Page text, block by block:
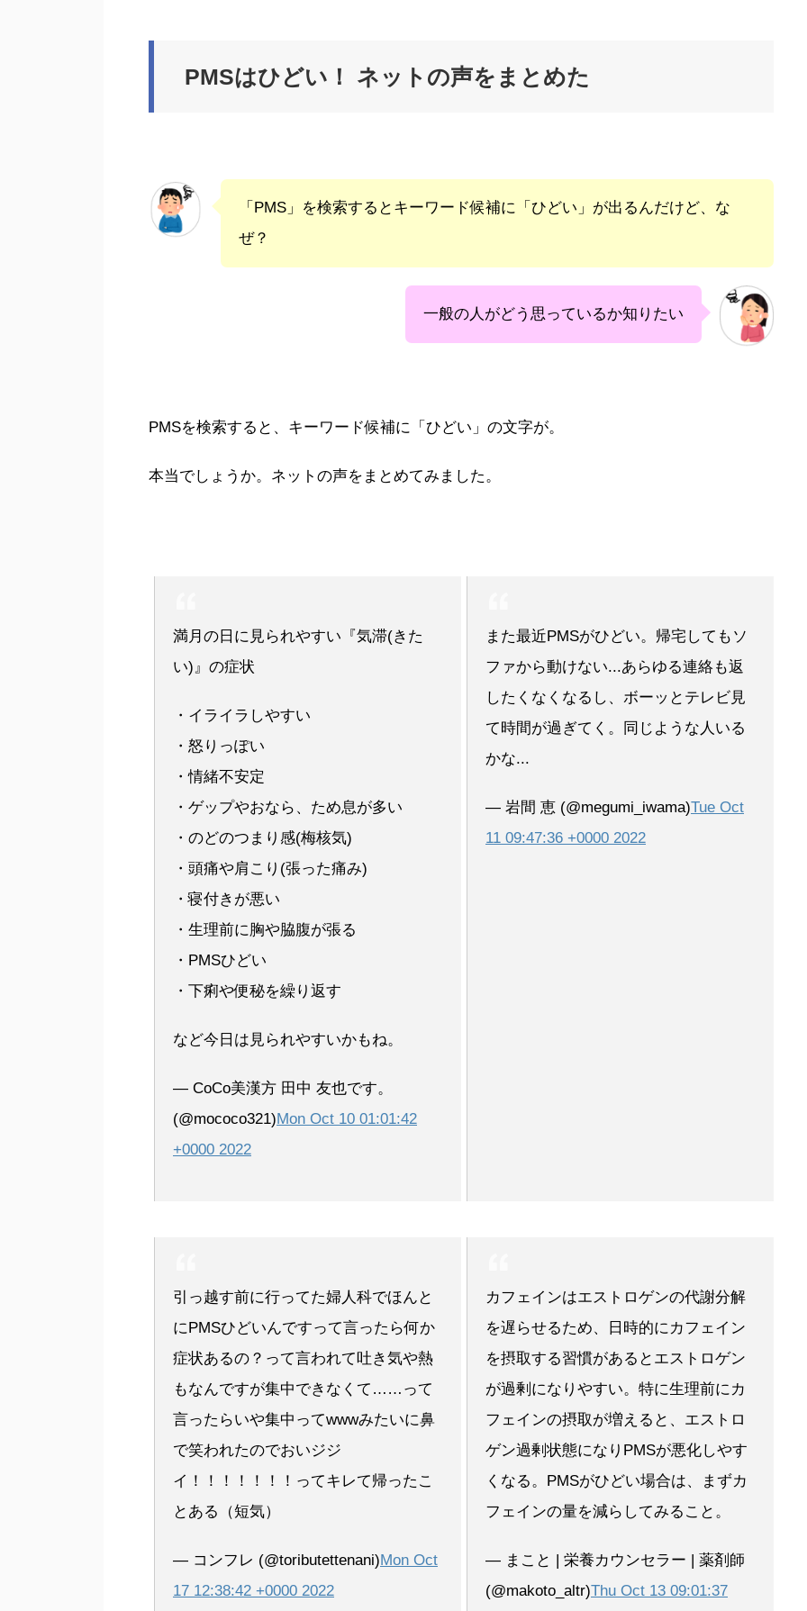
PMSはひどい！ ネットの声をまとめた
「PMS」を検索するとキーワード候補に「ひどい」が出るんだけど、な
ぜ？
一般の人がどう思っているか知りたい
PMSを検索すると、キーワード候補に「ひどい」の文字が。
本当でしょうか。ネットの声をまとめてみました。
満月の日に見られやすい『気滞(きた
い)』の症状
・イライラしやすい
・怒りっぽい
・情緒不安定
・ゲップやおなら、ため息が多い
・のどのつまり感(梅核気)
・頭痛や肩こり(張った痛み)
・寝付きが悪い
・生理前に胸や脇腹が張る
・PMSひどい
・下痢や便秘を繰り返す
など今日は見られやすいかもね。
— CoCo美漢方 田中 友也です。
(@mococo321)Mon Oct 10 01:01:42
+0000 2022
また最近PMSがひどい。帰宅してもソ
ファから動けない...あらゆる連絡も返
したくなくなるし、ボーッとテレビ見
て時間が過ぎてく。同じような人いる
かな...
— 岩間 恵 (@megumi_iwama)Tue Oct
11 09:47:36 +0000 2022
引っ越す前に行ってた婦人科でほんと
にPMSひどいんですって言ったら何か
症状あるの？って言われて吐き気や熱
もなんですが集中できなくて……って
言ったらいや集中ってwwwみたいに鼻
で笑われたのでおいジジ
イ！！！！！！！ってキレて帰ったこ
とある（短気）
— コンフレ (@toributettenani)Mon Oct
17 12:38:42 +0000 2022
カフェインはエストロゲンの代謝分解
を遅らせるため、日時的にカフェイン
を摂取する習慣があるとエストロゲン
が過剰になりやすい。特に生理前にカ
フェインの摂取が増えると、エストロ
ゲン過剰状態になりPMSが悪化しやす
くなる。PMSがひどい場合は、まずカ
フェインの量を減らしてみること。
— まこと | 栄養カウンセラー | 薬剤師
(@makoto_altr)Thu Oct 13 09:01:37